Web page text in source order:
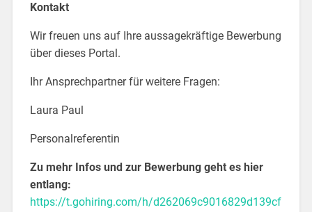
Kontakt
Wir freuen uns auf Ihre aussagekräftige Bewerbung
über dieses Portal.
Ihr Ansprechpartner für weitere Fragen:
Laura Paul
Personalreferentin
Zu mehr Infos und zur Bewerbung geht es hier
entlang:
https://t.gohiring.com/h/d262069c9016829d139cf